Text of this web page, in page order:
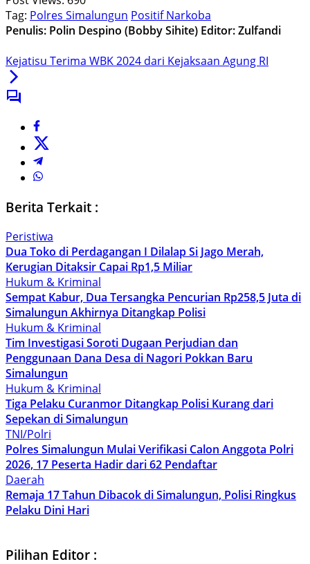
Tag: Polres Simalungun Positif Narkoba
Penulis: Polin Despino (Bobby Sihite) Editor: Zulfandi
Kejatisu Terima WBK 2024 dari Kejaksaan Agung RI
Berita Terkait :
Peristiwa
Dua Toko di Perdagangan I Dilalap Si Jago Merah,
Kerugian Ditaksir Capai Rp1,5 Miliar
Hukum & Kriminal
Sempat Kabur, Dua Tersangka Pencurian Rp258,5 Juta di
Simalungun Akhirnya Ditangkap Polisi
Hukum & Kriminal
Tim Investigasi Soroti Dugaan Perjudian dan
Penggunaan Dana Desa di Nagori Pokkan Baru
Simalungun
Hukum & Kriminal
Tiga Pelaku Curanmor Ditangkap Polisi Kurang dari
Sepekan di Simalungun
TNI/Polri
Polres Simalungun Mulai Verifikasi Calon Anggota Polri
2026, 17 Peserta Hadir dari 62 Pendaftar
Daerah
Remaja 17 Tahun Dibacok di Simalungun, Polisi Ringkus
Pelaku Dini Hari
Pilihan Editor :